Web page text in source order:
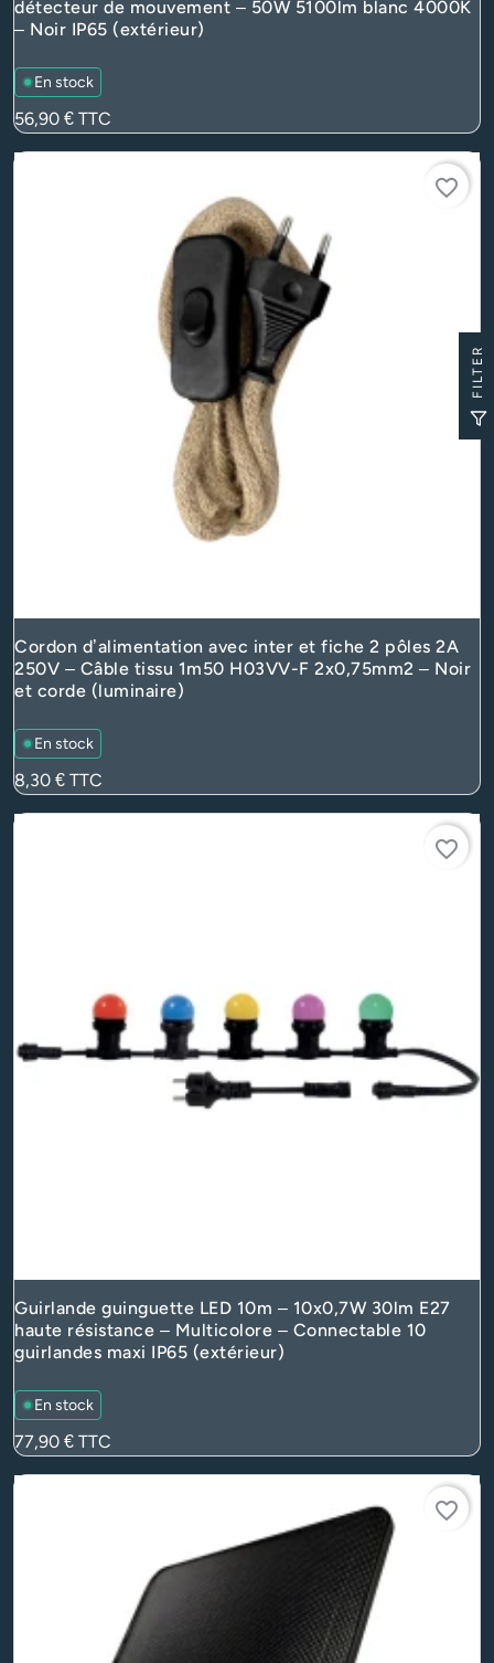
détecteur de mouvement – 50W 5100lm blanc 4000K
– Noir IP65 (extérieur)
En stock
Prix
56,90 € TTC
favorite_border
Cordon d’alimentation avec inter et fiche 2 pôles 2A
250V – Câble tissu 1m50 H03VV-F 2x0,75mm2 – Noir
et corde (luminaire)
En stock
Prix
8,30 € TTC
favorite_border
Guirlande guinguette LED 10m – 10x0,7W 30lm E27
haute résistance – Multicolore – Connectable 10
guirlandes maxi IP65 (extérieur)
En stock
Prix
77,90 € TTC
favorite_border
FILTER